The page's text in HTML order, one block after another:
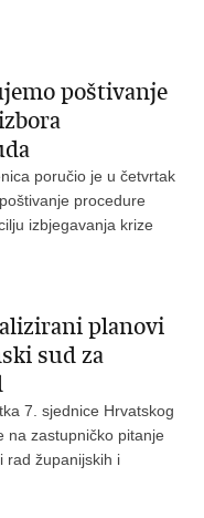
poštivanje
poručio je u četvrtak
procedure
izbjegavanja krize
planovi
sud za
7. sjednice Hrvatskog
na zastupničko pitanje
rad županijskih i